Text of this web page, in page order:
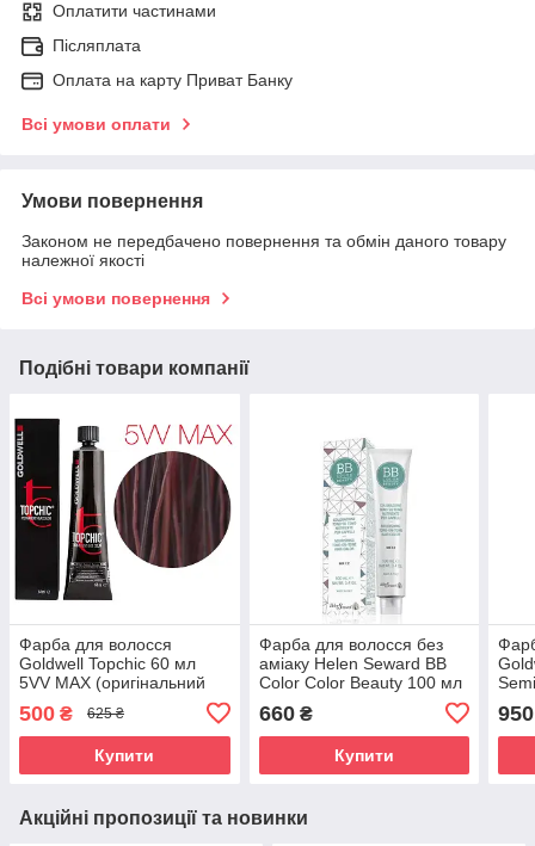
Оплатити частинами
Післяплата
Оплата на карту Приват Банку
Всі умови оплати
Умови повернення
Законом не передбачено повернення та обмін даного товару
належної якості
Всі умови повернення
Подібні товари компанії
Фарба для волосся
Goldwell Topchic 60 мл
5VV MAX (оригінальний
500 ₴ 625 ₴
Купити
Фарба для волосся без
аміаку Helen Seward BB
Color Color Beauty 100 мл
660₴
Купити
950
Акційні пропозиції та новинки